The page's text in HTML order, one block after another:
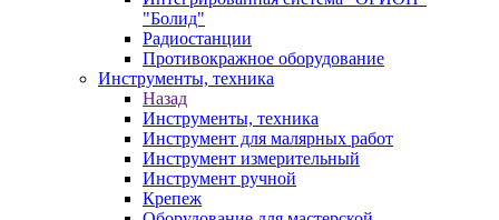
"Болид"
Радиостанции
Противокражное оборудование
Инструменты, техника
Назад
Инструменты, техника
Инструмент для малярных работ
Инструмент измерительный
Инструмент ручной
Крепеж